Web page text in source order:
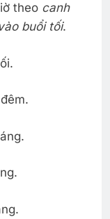
theo canh
buổi tối.